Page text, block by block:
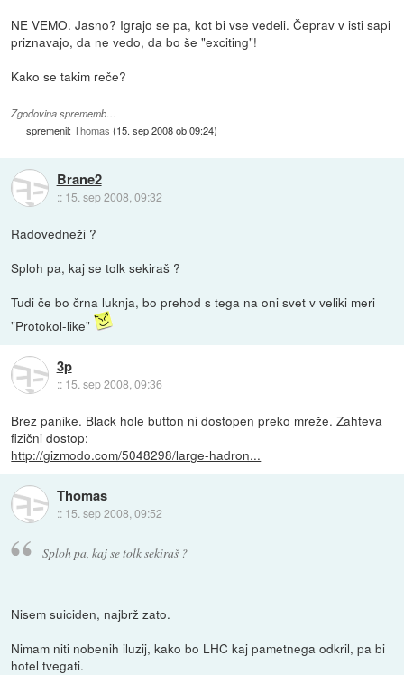
NE VEMO. Jasno? Igrajo se pa, kot bi vse vedeli. Čeprav v isti sapi
priznavajo, da ne vedo, da bo še "exciting"!
Kako se takim reče?
Zgodovina sprememb…
spremenil:Thomas (15. sep 2008 ob 09:24)
Brane2
:: 15. sep 2008, 09:32
Radovedneži ?
Sploh pa, kaj se tolk sekiraš ?
Tudi če bo črna luknja, bo prehod s tega na oni svet v veliki meri
"Protokol-like"
3p
:: 15. sep 2008, 09:36
Brez panike. Black hole button ni dostopen preko mreže. Zahteva
fizični dostop:
http://gizmodo.com/5048298/large-hadron...
Thomas
:: 15. sep 2008, 09:52
Sploh pa, kaj se tolk sekiraš ?
Nisem suiciden, najbrž zato.
Nimam niti nobenih iluzij, kako bo LHC kaj pametnega odkril, pa bi
hotel tvegati.